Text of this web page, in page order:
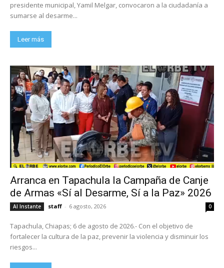
presidente municipal, Yamil Melgar, convocaron a la ciudadanía a
sumarse al desarme...
Leer más
Arranca en Tapachula la Campaña de Canje
de Armas «Sí al Desarme, Sí a la Paz» 2026
Al Instante staff - 6 agosto, 2026 0
Tapachula, Chiapas; 6 de agosto de 2026.- Con el objetivo de
fortalecer la cultura de la paz, prevenir la violencia y disminuir los
riesgos...